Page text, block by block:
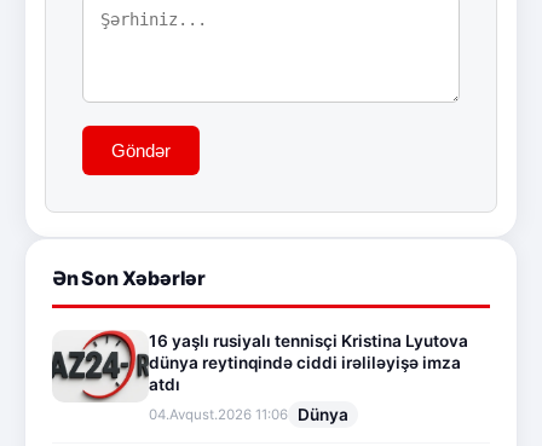
Göndər
Ən Son Xəbərlər
16 yaşlı rusiyalı tennisçi Kristina Lyutova
dünya reytinqində ciddi irəliləyişə imza
atdı
04.Avqust.2026 11:06 Dünya